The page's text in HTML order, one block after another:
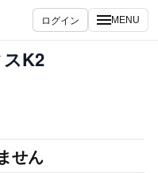
ログイン MENU
K2
せん